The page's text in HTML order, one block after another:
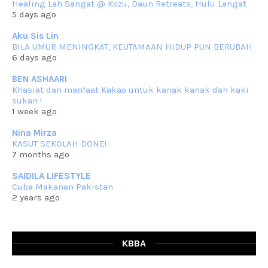
Assalammualaikum, salam semua. Masih belum terlambat untuk che
mat ucapkan
Jun 30 2023
RESIPI KURMA AYAM MERAH
Assalammualaikum, salam semua. Hari ni 4 Zulhijjah 1444 Hijrah,
Jun 23 2023
RESIPI SAMBAL PARU
Assalammualaikum, salam sejahtera semua. Lama betul che mat tak
Jun 20 2023
RESIPI PISANG MUDA MASAK LEMAK
lemak ni che mat... read more
Mar 07 2023
RESIPI BAMIA KAMBING
Healing Lah Sangat @ Kozu, Daun Retreats, Hulu Langat
5 days ago
Aku Sis Lin
BILA UMUR MENINGKAT, KEUTAMAAN HIDUP PUN BERUBAH
6 days ago
BEN ASHAARI
Khasiat dan manfaat Kakao untuk kanak kanak dan kaki
sukan !
1 week ago
Nina Mirza
KASUT SEKOLAH DONE!
7 months ago
SAIDILA LIFESTYLE
Cuba Makanan Pakistan
2 years ago
KBBA